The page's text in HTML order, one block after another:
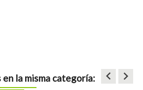
la misma categoría: keyboard_arrow_left keyboard_arrow_right